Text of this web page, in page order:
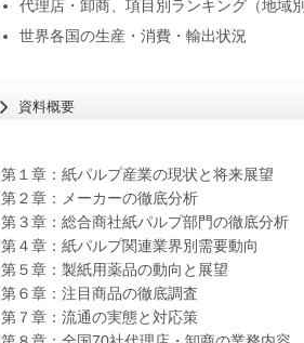
代理店・卸商、項目別ランキング（地域
世界各国の生産・消費・輸出状況
資料概要
第１章：紙パルプ産業の現状と将来展望
第２章：メーカーの徹底分析
第３章：総合商社紙パルプ部門の徹底分析
第４章：紙パルプ関連業界別需要動向
第５章：製紙用薬品の動向と展望
第６章：注目商品の徹底調査
第７章：流通の実態と対応策